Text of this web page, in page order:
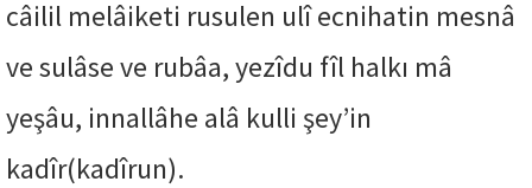
câilil melâiketi rusulen ulî ecnihatin mesnâ
ve sulâse ve rubâa, yezîdu fîl halkı mâ
yeşâu, innallâhe alâ kulli şey’in
kadîr(kadîrun).